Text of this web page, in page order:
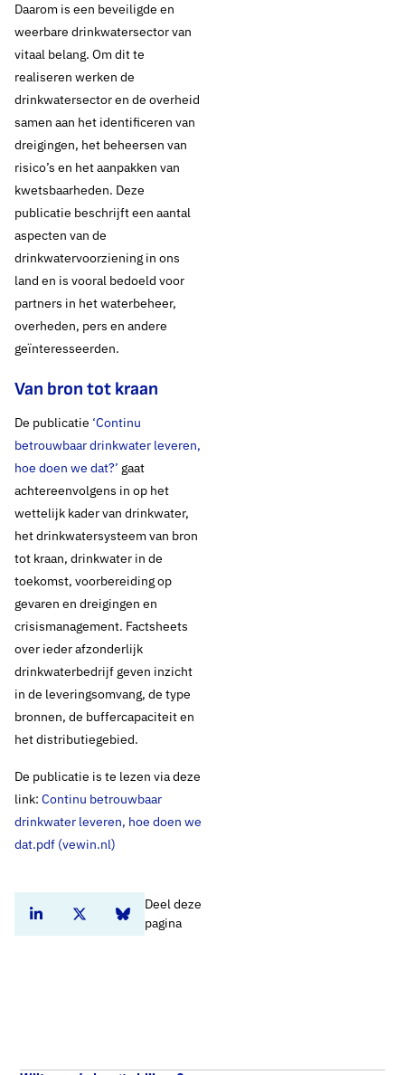
Thema's:
Beveiliging en crisismanagement
Drinkwaterkwaliteit
Daarom is een beveiligde en
weerbare drinkwatersector van
vitaal belang. Om dit te
realiseren werken de
drinkwatersector en de overheid
samen aan het identificeren van
dreigingen, het beheersen van
risico’s en het aanpakken van
kwetsbaarheden. Deze
publicatie beschrijft een aantal
aspecten van de
drinkwatervoorziening in ons
land en is vooral bedoeld voor
partners in het waterbeheer,
overheden, pers en andere
geïnteresseerden.
Van bron tot kraan
De publicatie ‘Continu
betrouwbaar drinkwater leveren,
hoe doen we dat?’ gaat
achtereenvolgens in op het
wettelijk kader van drinkwater,
het drinkwatersysteem van bron
tot kraan, drinkwater in de
toekomst, voorbereiding op
gevaren en dreigingen en
crisismanagement. Factsheets
over ieder afzonderlijk
drinkwaterbedrijf geven inzicht
in de leveringsomvang, de type
bronnen, de buffercapaciteit en
het distributiegebied.
De publicatie is te lezen via deze
link: Continu betrouwbaar
drinkwater leveren, hoe doen we
dat.pdf (vewin.nl)
Deel deze
pagina
Deel dit artikel op Linkedin
Deel dit artikel op Twitter
Deel dit artikel op Bluesky